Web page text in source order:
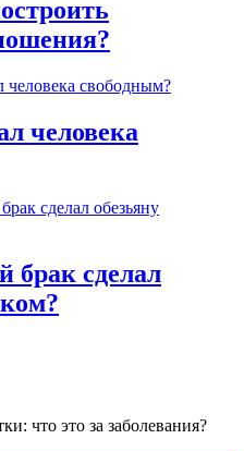
человека
брак сделал
что это за заболевания?